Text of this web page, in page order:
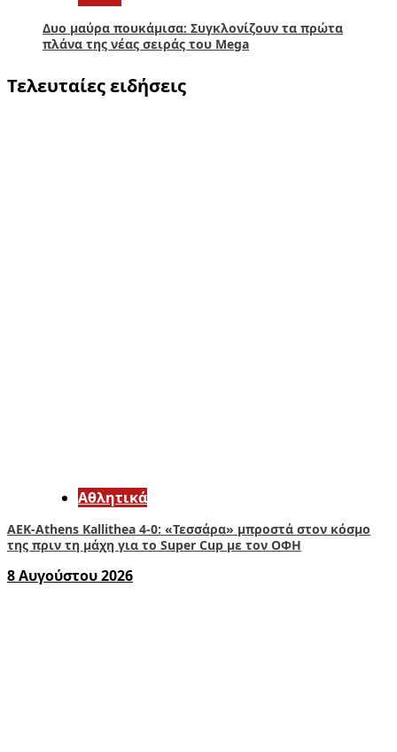
Δυο μαύρα πουκάμισα: Συγκλονίζουν τα πρώτα
πλάνα της νέας σειράς του Mega
Τελευταίες ειδήσεις
Αθλητικά
ΑΕΚ-Athens Kallithea 4-0: «Τεσσάρα» μπροστά στον κόσμο
της πριν τη μάχη για το Super Cup με τον ΟΦΗ
8 Αυγούστου 2026